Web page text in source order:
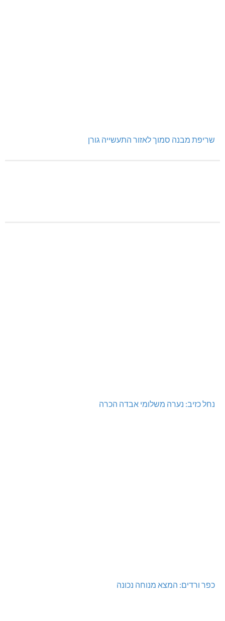
שריפת מבנה סמוך לאזור התעשייה גורן
נחל כזיב: נערה משלומי אבדה הכרה
כפר ורדים: המצא מנוחה נכונה